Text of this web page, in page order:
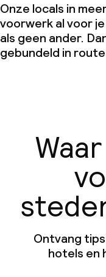
Onze locals in
voorwerk al voor
als geen ander.
gebundeld in
Ontvang
hotels en